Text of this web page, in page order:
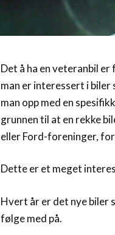
Det å ha en veteranbil
man er interessert i
man opp med en
grunnen til at en rekke
eller Ford-foreninger,
Dette er et meget
Hvert år er det nye biler
følge med på.